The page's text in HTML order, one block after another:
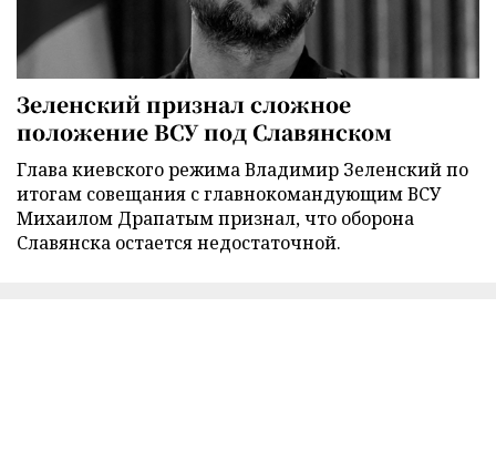
Зеленский признал сложное
положение ВСУ под Славянском
Глава киевского режима Владимир Зеленский по
итогам совещания с главнокомандующим ВСУ
Михаилом Драпатым признал, что оборона
Славянска остается недостаточной.